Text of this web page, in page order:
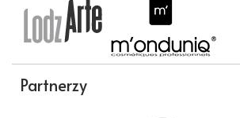
Partnerzy